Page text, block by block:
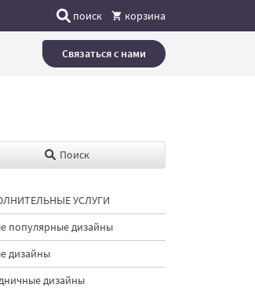
поиск корзина
Связаться с нами
Поиск
УСЛУГИ
популярные дизайны
дизайны
дизайны